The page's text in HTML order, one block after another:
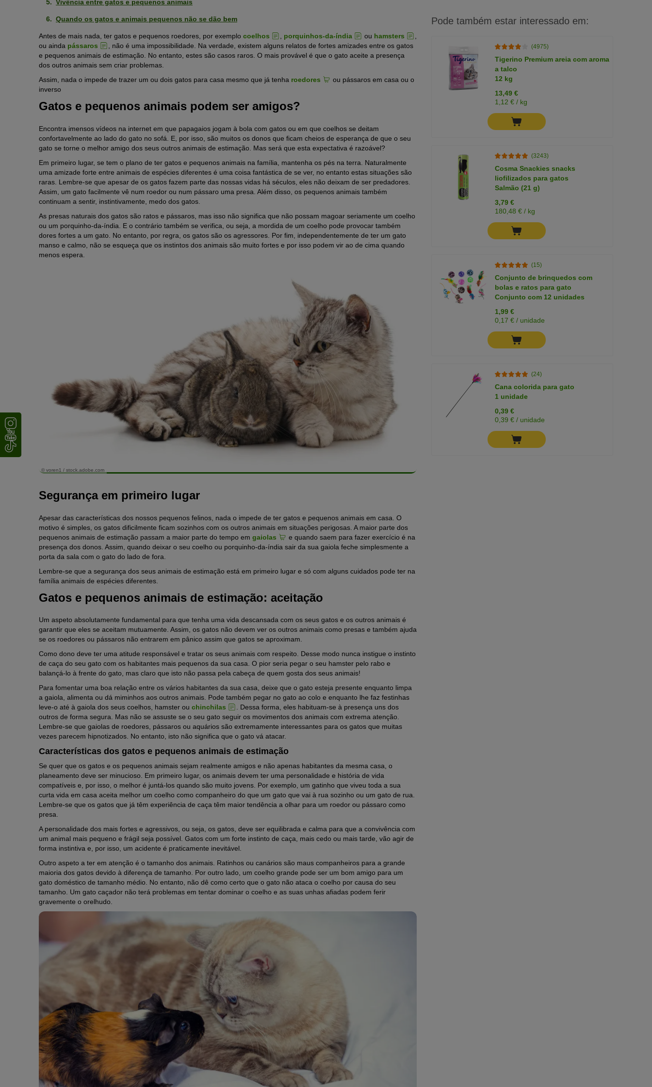
Vivência entre gatos e pequenos animais
Quando os gatos e animais pequenos não se dão bem
Antes de mais nada, ter gatos e pequenos roedores, por exemplo coelhos porquinhos-da-índia ou hamsters
ou ainda pássaros
, não é uma impossibilidade. Na verdade, existem alguns relatos de fortes amizades entre os gatos
e pequenos animais de estimação. No entanto, estes são casos raros. O mais provável é que o gato aceite a presença
dos outros animais sem criar problemas.
Assim, nada o impede de trazer um ou dois gatos para casa mesmo que já tenha roedores
ou pássaros em casa ou o
inverso
Gatos e pequenos animais podem ser amigos?
Encontra imensos vídeos na internet em que papagaios jogam à bola com gatos ou em que coelhos se deitam
confortavelmente ao lado do gato no sofá. E, por isso, são muitos os donos que ficam cheios de esperança de que o seu
gato se torne o melhor amigo dos seus outros animais de estimação. Mas será que esta expectativa é razoável?
Em primeiro lugar, se tem o plano de ter gatos e pequenos animais na família, mantenha os pés na terra. Naturalmente
uma amizade forte entre animais de espécies diferentes é uma coisa fantástica de se ver, no entanto estas situações são
raras. Lembre-se que apesar de os gatos fazem parte das nossas vidas há séculos, eles não deixam de ser predadores.
Assim, um gato facilmente vê num roedor ou num pássaro uma presa. Além disso, os pequenos animais também
continuam a sentir, instintivamente, medo dos gatos.
As presas naturais dos gatos são ratos e pássaros, mas isso não significa que não possam magoar seriamente um coelho
ou um porquinho-da-índia. E o contrário também se verifica, ou seja, a mordida de um coelho pode provocar também
dores fortes a um gato. No entanto, por regra, os gatos são os agressores. Por fim, independentemente de ter um gato
manso e calmo, não se esqueça que os instintos dos animais são muito fortes e por isso podem vir ao de cima quando
menos espera.
© voren1 / stock.adobe.com
Segurança em primeiro lugar
Apesar das características dos nossos pequenos felinos, nada o impede de ter gatos e pequenos animais em casa. O
motivo é simples, os gatos dificilmente ficam sozinhos com os outros animais em situações perigosas. A maior parte dos
pequenos animais de estimação passam a maior parte do tempo em gaiolas
e quando saem para fazer exercício é na
presença dos donos. Assim, quando deixar o seu coelho ou porquinho-da-índia sair da sua gaiola feche simplesmente a
porta da sala com o gato do lado de fora.
Lembre-se que a segurança dos seus animais de estimação está em primeiro lugar e só com alguns cuidados pode ter na
família animais de espécies diferentes.
Gatos e pequenos animais de estimação: aceitação
Um aspeto absolutamente fundamental para que tenha uma vida descansada com os seus gatos e os outros animais é
garantir que eles se aceitam mutuamente. Assim, os gatos não devem ver os outros animais como presas e também ajuda
se os roedores ou pássaros não entrarem em pânico assim que gatos se aproximam.
Como dono deve ter uma atitude responsável e tratar os seus animais com respeito. Desse modo nunca instigue o instinto
de caça do seu gato com os habitantes mais pequenos da sua casa. O pior seria pegar o seu hamster pelo rabo e
balançá-lo à frente do gato, mas claro que isto não passa pela cabeça de quem gosta dos seus animais!
Para fomentar uma boa relação entre os vários habitantes da sua casa, deixe que o gato esteja presente enquanto limpa
a gaiola, alimenta ou dá miminhos aos outros animais. Pode também pegar no gato ao colo e enquanto lhe faz festinhas
leve-o até à gaiola dos seus coelhos, hamster ou chinchilas
. Dessa forma, eles habituam-se à presença uns dos
outros de forma segura. Mas não se assuste se o seu gato seguir os movimentos dos animais com extrema atenção.
Lembre-se que gaiolas de roedores, pássaros ou aquários são extremamente interessantes para os gatos que muitas
vezes parecem hipnotizados. No entanto, isto não significa que o gato vá atacar.
Características dos gatos e pequenos animais de estimação
Se quer que os gatos e os pequenos animais sejam realmente amigos e não apenas habitantes da mesma casa, o
planeamento deve ser minucioso. Em primeiro lugar, os animais devem ter uma personalidade e história de vida
compatíveis e, por isso, o melhor é juntá-los quando são muito jovens. Por exemplo, um gatinho que viveu toda a sua
curta vida em casa aceita melhor um coelho como companheiro do que um gato que vai à rua sozinho ou um gato de rua.
Lembre-se que os gatos que já têm experiência de caça têm maior tendência a olhar para um roedor ou pássaro como
presa.
A personalidade dos mais fortes e agressivos, ou seja, os gatos, deve ser equilibrada e calma para que a convivência com
um animal mais pequeno e frágil seja possível. Gatos com um forte instinto de caça, mais cedo ou mais tarde, vão agir de
forma instintiva e, por isso, um acidente é praticamente inevitável.
Outro aspeto a ter em atenção é o tamanho dos animais. Ratinhos ou canários são maus companheiros para a grande
maioria dos gatos devido à diferença de tamanho. Por outro lado, um coelho grande pode ser um bom amigo para um
gato doméstico de tamanho médio. No entanto, não dê como certo que o gato não ataca o coelho por causa do seu
tamanho. Um gato caçador não terá problemas em tentar dominar o coelho e as suas unhas afiadas podem ferir
gravemente o orelhudo.
Pode também estar interessado em:
(4975)
Tigerino Premium areia com aroma
a talco
12 kg
13,49 €
1,12 € / kg
(3243)
Cosma Snackies snacks
liofilizados para gatos
Salmão (21 g)
3,79 €
180,48 € / kg
(15)
Conjunto de brinquedos com
bolas e ratos para gato
Conjunto com 12 unidades
1,99 €
0,17 € / unidade
(24)
Cana colorida para gato
1 unidade
0,39 €
0,39 € / unidade